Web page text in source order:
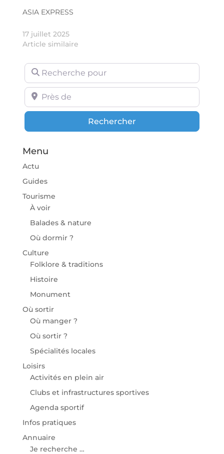
ASIA EXPRESS
17 juillet 2025
Article similaire
Recherche pour
Près de
RechercherRechercher
Menu
Actu
Guides
Tourisme
À voir
Balades & nature
Où dormir ?
Culture
Folklore & traditions
Histoire
Monument
Où sortir
Où manger ?
Où sortir ?
Spécialités locales
Loisirs
Activités en plein air
Clubs et infrastructures sportives
Agenda sportif
Infos pratiques
Annuaire
Je recherche …